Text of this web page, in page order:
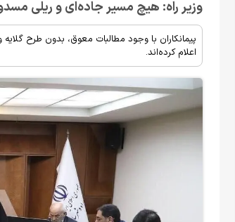
وزیر راه: هیچ مسیر جاده‌ای و ریلی
پیمانکاران با وجود مطالبات معوق، بدون طرح
اعلام کرده‌اند.